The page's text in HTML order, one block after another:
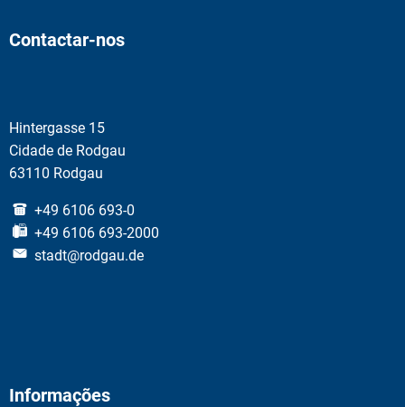
Contactar-nos
Hintergasse 15
Cidade de Rodgau
63110 Rodgau
+49 6106 693-0
+49 6106 693-2000
stadt@rodgau.de
Informações